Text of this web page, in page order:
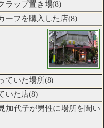
ラップ置き場(8)
ーフを購入した店(8)
ていた場所(8)
いた店(8)
加代子が男性に場所を聞い